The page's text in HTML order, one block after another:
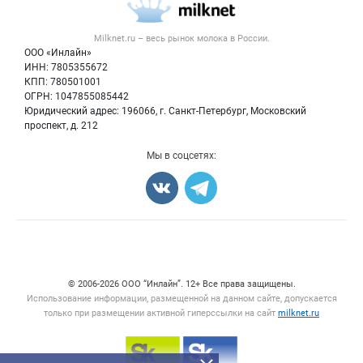
Milknet.ru – весь рынок молокав России.
ООО «Инлайн»
ИНН: 7805355672
КПП: 780501001
ОГРН: 1047855085442
Юридический адрес: 196066, г. Санкт-Петербург, Московский
проспект, д. 212
Контактная информация
Политика обработки персональных данных
Новости рынка
Вторичное сырье
Оборудование
Мы в соцсетях:
© 2006‑2026 ООО “Инлайн”. 12+ Все права защищены.
Использование информации, размещенной на данном сайте, допускается
только при размещении активной гиперссылки на сайт milknet.ru